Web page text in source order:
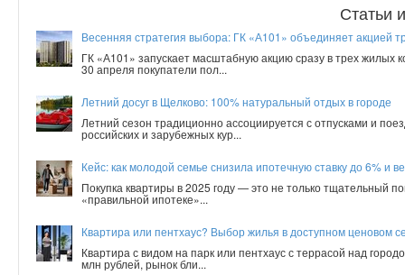
Статьи
Весенняя стратегия выбора: ГК «А101» объединяет акцией
ГК «А101» запускает масштабную акцию сразу в трех
30 апреля покупатели пол...
Летний досуг в Щелково: 100% натуральный отдых в городе
Летний сезон традиционно ассоциируется с отпусками и
российских и зарубежных кур...
Кейс: как молодой семье снизила ипотечную ставку до 6% и
Покупка квартиры в 2025 году — это не только тщательный
«правильной ипотеке»...
Квартира или пентхаус? Выбор жилья в доступном ценовом
Квартира с видом на парк или пентхаус с террасой над
млн рублей, рынок бли...